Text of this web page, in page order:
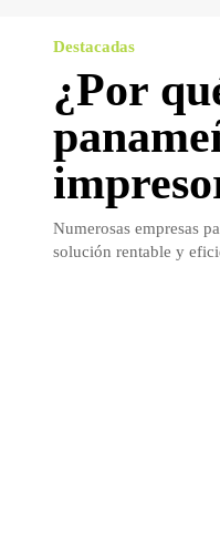
Destacadas
¿Por
Numerosas empresas
solución rentable y